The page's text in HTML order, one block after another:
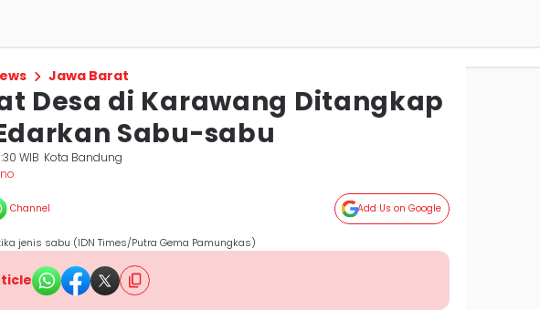
Jawa Barat
Desa di Karawang Ditangkap
Sabu-sabu
WIB Kota Bandung
Channel Add Us on Google
jenis sabu (IDN Times/Putra Gema Pamungkas)